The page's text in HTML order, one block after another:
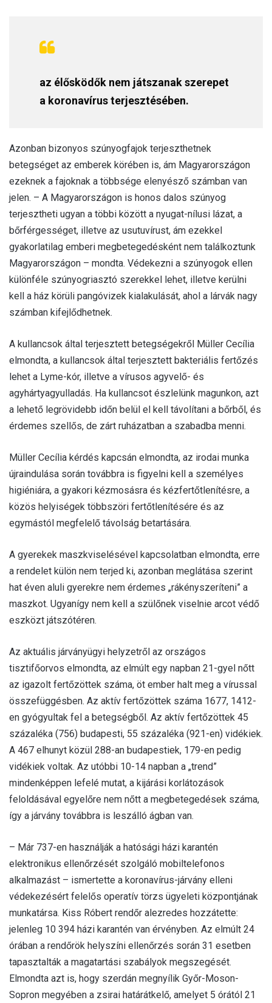
az élősködők nem játszanak szerepet
a koronavírus terjesztésében.
Azonban bizonyos szúnyogfajok terjeszthetnek
betegséget az emberek körében is, ám Magyarországon
ezeknek a fajoknak a többsége elenyésző számban van
jelen. – A Magyarországon is honos dalos szúnyog
terjesztheti ugyan a többi között a nyugat-nílusi lázat, a
bőrférgességet, illetve az usutuvírust, ám ezekkel
gyakorlatilag emberi megbetegedésként nem találkoztunk
Magyarországon – mondta. Védekezni a szúnyogok ellen
különféle szúnyogriasztó szerekkel lehet, illetve kerülni
kell a ház körüli pangóvizek kialakulását, ahol a lárvák nagy
számban kifejlődhetnek.
A kullancsok által terjesztett betegségekről Müller Cecília
elmondta, a kullancsok által terjesztett bakteriális fertőzés
lehet a Lyme-kór, illetve a vírusos agyvelő- és
agyhártyagyulladás. Ha kullancsot észlelünk magunkon, azt
a lehető legrövidebb időn belül el kell távolítani a bőrből, és
érdemes szellős, de zárt ruházatban a szabadba menni.
Müller Cecília kérdés kapcsán elmondta, az irodai munka
újraindulása során továbbra is figyelni kell a személyes
higiéniára, a gyakori kézmosásra és kézfertőtlenítésre, a
közös helyiségek többszöri fertőtlenítésére és az
egymástól megfelelő távolság betartására.
A gyerekek maszkviselésével kapcsolatban elmondta, erre
a rendelet külön nem terjed ki, azonban meglátása szerint
hat éven aluli gyerekre nem érdemes „rákényszeríteni” a
maszkot. Ugyanígy nem kell a szülőnek viselnie arcot védő
eszközt játszótéren.
Az aktuális járványügyi helyzetről az országos
tisztifőorvos elmondta, az elmúlt egy napban 21-gyel nőtt
az igazolt fertőzöttek száma, öt ember halt meg a vírussal
összefüggésben. Az aktív fertőzöttek száma 1677, 1412-
en gyógyultak fel a betegségből. Az aktív fertőzöttek 45
százaléka (756) budapesti, 55 százaléka (921-en) vidékiek.
A 467 elhunyt közül 288-an budapestiek, 179-en pedig
vidékiek voltak. Az utóbbi 10-14 napban a „trend”
mindenképpen lefelé mutat, a kijárási korlátozások
feloldásával egyelőre nem nőtt a megbetegedések száma,
így a járvány továbbra is leszálló ágban van.
– Már 737-en használják a hatósági házi karantén
elektronikus ellenőrzését szolgáló mobiltelefonos
alkalmazást – ismertette a koronavírus-járvány elleni
védekezésért felelős operatív törzs ügyeleti központjának
munkatársa. Kiss Róbert rendőr alezredes hozzátette:
jelenleg 10 394 házi karantén van érvényben. Az elmúlt 24
órában a rendőrök helyszíni ellenőrzés során 31 esetben
tapasztalták a magatartási szabályok megszegését.
Elmondta azt is, hogy szerdán megnyílik Győr-Moson-
Sopron megyében a zsirai határátkelő, amelyet 5 órától 21